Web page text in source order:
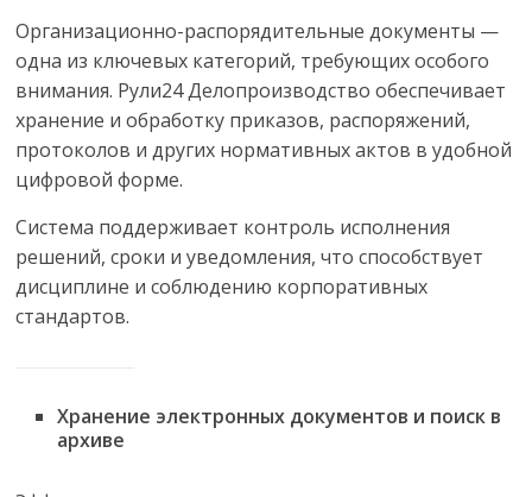
Организационно-распорядительные документы —
одна из ключевых категорий, требующих особого
внимания. Рули24 Делопроизводство обеспечивает
хранение и обработку приказов, распоряжений,
протоколов и других нормативных актов в удобной
цифровой форме.
Система поддерживает контроль исполнения
решений, сроки и уведомления, что способствует
дисциплине и соблюдению корпоративных
стандартов.
Хранение электронных документов и поиск в
архиве